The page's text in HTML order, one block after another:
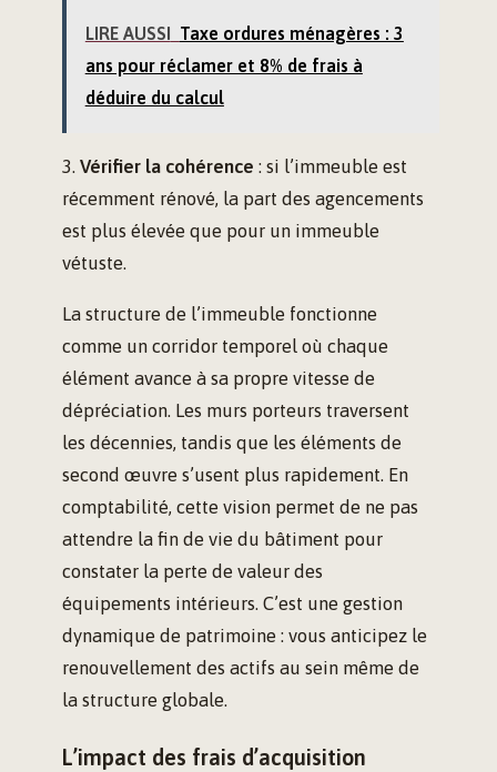
LIRE AUSSI Taxe ordures ménagères : 3
ans pour réclamer et 8% de frais à
déduire du calcul
3. Vérifier la cohérence : si l’immeuble est
récemment rénové, la part des agencements
est plus élevée que pour un immeuble
vétuste.
La structure de l’immeuble fonctionne
comme un corridor temporel où chaque
élément avance à sa propre vitesse de
dépréciation. Les murs porteurs traversent
les décennies, tandis que les éléments de
second œuvre s’usent plus rapidement. En
comptabilité, cette vision permet de ne pas
attendre la fin de vie du bâtiment pour
constater la perte de valeur des
équipements intérieurs. C’est une gestion
dynamique de patrimoine : vous anticipez le
renouvellement des actifs au sein même de
la structure globale.
L’impact des frais d’acquisition